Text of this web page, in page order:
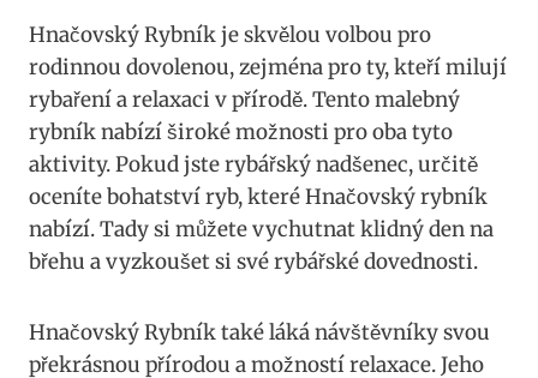
Hnačovský Rybník je skvělou volbou pro
rodinnou dovolenou, zejména pro ty, kteří milují
rybaření a relaxaci v přírodě. Tento malebný
rybník nabízí široké možnosti pro oba tyto
aktivity. Pokud jste rybářský nadšenec, určitě
oceníte bohatství ryb, které Hnačovský rybník
nabízí. Tady si můžete vychutnat klidný den na
břehu a vyzkoušet si své rybářské dovednosti.
Hnačovský Rybník také láká návštěvníky svou
překrásnou přírodou a možností relaxace. Jeho